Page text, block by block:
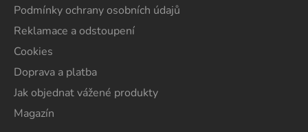
Podmínky ochrany osobních údajů
Reklamace a odstoupení
Cookies
Doprava a platba
Jak objednat vážené produkty
Magazín